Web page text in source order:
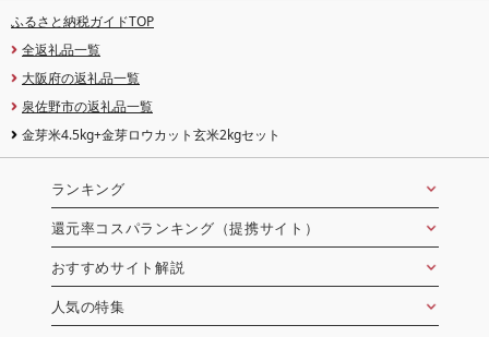
ふるさと納税ガイドTOP
全返礼品一覧
大阪府の返礼品一覧
泉佐野市の返礼品一覧
金芽米4.5kg+金芽ロウカット玄米2kgセット
ランキング
還元率コスパランキング（提携サイト）
おすすめサイト解説
人気の特集